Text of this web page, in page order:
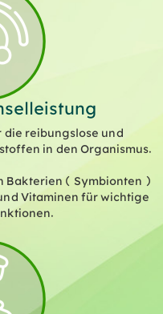
die reibungslose und
in den Organismus.
Bakterien (Symbionten)
Vitaminen für wichtige